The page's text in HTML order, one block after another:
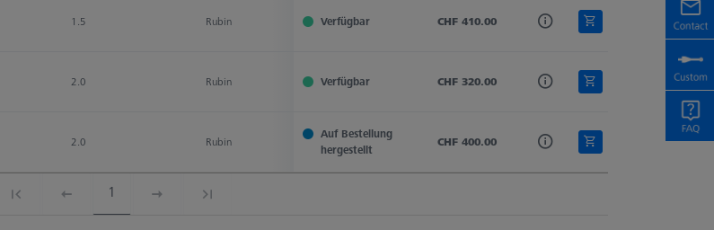
1.5 Rubin Hartmetall Kugelzylinder
Verfügbar CHF 410.00
2.0 Rubin Hartmetall Kugelzylinder
Verfügbar CHF 320.00
2.0 Rubin Hartmetall Kugelzylinder Zylindertaster
Auf Bestellung
hergestellt
CHF 400.00
1